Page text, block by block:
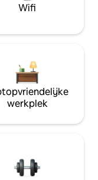
Wifi
werkplek